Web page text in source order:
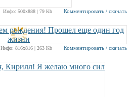
Инфо: 500х888 | 79 Kb Комментировать / скачать
Инфо: 816х816 | 263 Kb Комментировать / скачать